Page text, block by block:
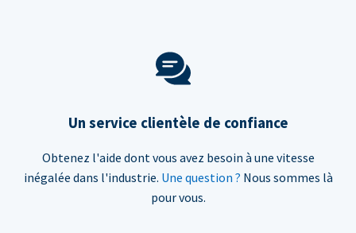
Un service clientèle de confiance
Obtenez l'aide dont vous avez besoin à une vitesse
inégalée dans l'industrie. Une question ? Nous sommes là
pour vous.